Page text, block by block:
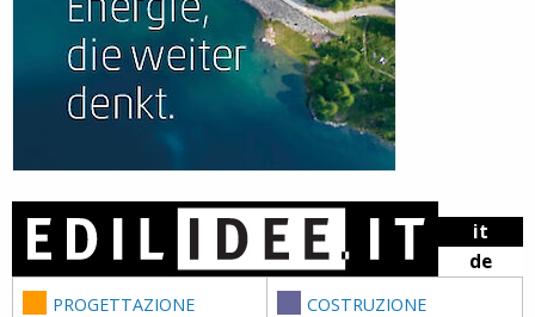
it
de
PROGETTAZIONE COSTRUZIONE